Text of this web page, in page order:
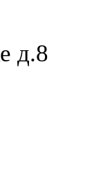
д.8